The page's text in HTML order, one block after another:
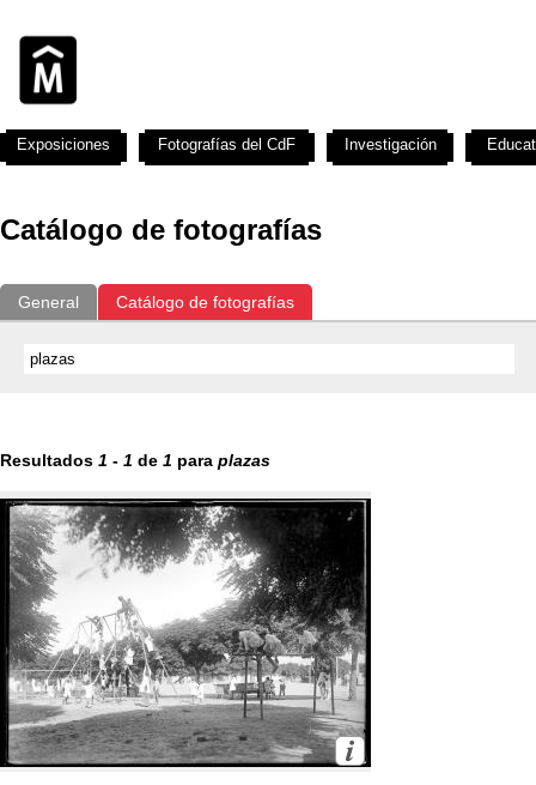
Catálogo de fotografías
General Catálogo de fotografías
Resultados 1 - 1 de 1 para plazas
Exposiciones Fotografías del CdF Investigación